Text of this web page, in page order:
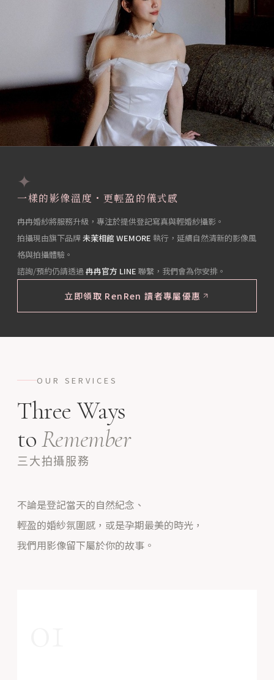
✦
一樣的影像溫度・更輕盈的儀式感
冉冉婚紗將服務升級，專注於提供登記寫真與輕婚紗攝影。
拍攝現由旗下品牌未茉相館 WEMORE 執行，延續自然清新的影像風
格與拍攝體驗。
諮詢/預約仍請透過 冉冉官方 LINE 聯繫，我們會為你安排。
立即領取 RenRen 讀者專屬優惠
OUR SERVICES
Three Ways
toRemember
三大拍攝服務
不論是登記當天的自然紀念、
輕盈的婚紗氛圍感，或是孕期最美的時光，
我們用影像留下屬於你的故事。